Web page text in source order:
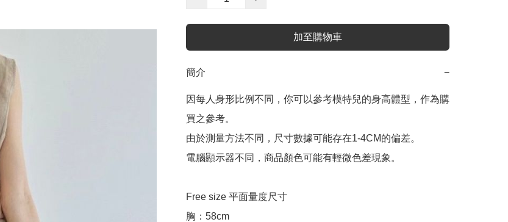
加至購物車
簡介 −
因每人身形比例不同，你可以參考模特兒的身高體型，作為購
買之參考。
由於測量方法不同，尺寸數據可能存在1-4CM的偏差。
電腦顯示器不同，商品顏色可能有輕微色差現象。
Free size 平面量度尺寸
胸：58cm